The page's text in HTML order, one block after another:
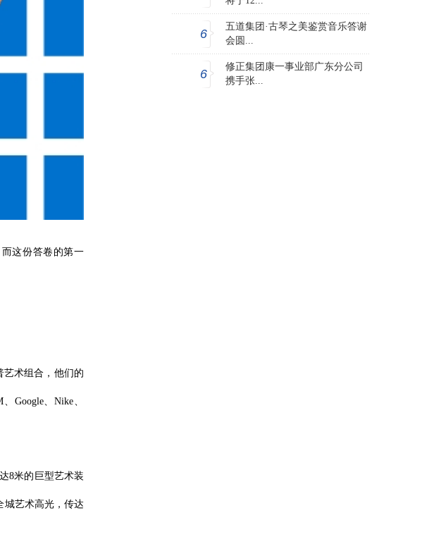
这份答卷的第一
艺术组合，他们的
Google、Nike、
8米的巨型艺术装
城艺术高光，传达
6
五道集团·古琴之美鉴赏音乐答谢
会圆...
6
修正集团康一事业部广东分公司
携手张...